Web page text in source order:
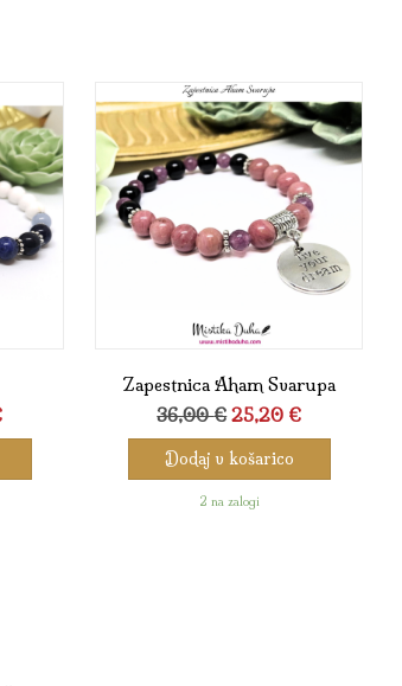
Trenutna
cena
Zapestnica Aham Svarupa
36,00€Izvirna
cena
je
bila:
25,20 €Trenutna
cena
Dodaj v košarico
2 na zalogi